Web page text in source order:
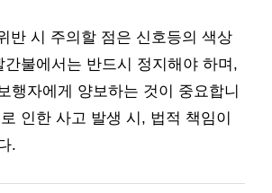
반 시 주의할 점은 신호등의 색상
간불에서는 반드시 정지해야 하며,
행자에게 양보하는 것이 중요합니
인한 사고 발생 시, 법적 책임이
.